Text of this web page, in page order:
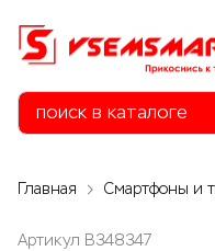
Главная Смартфоны и
Артикул B348347